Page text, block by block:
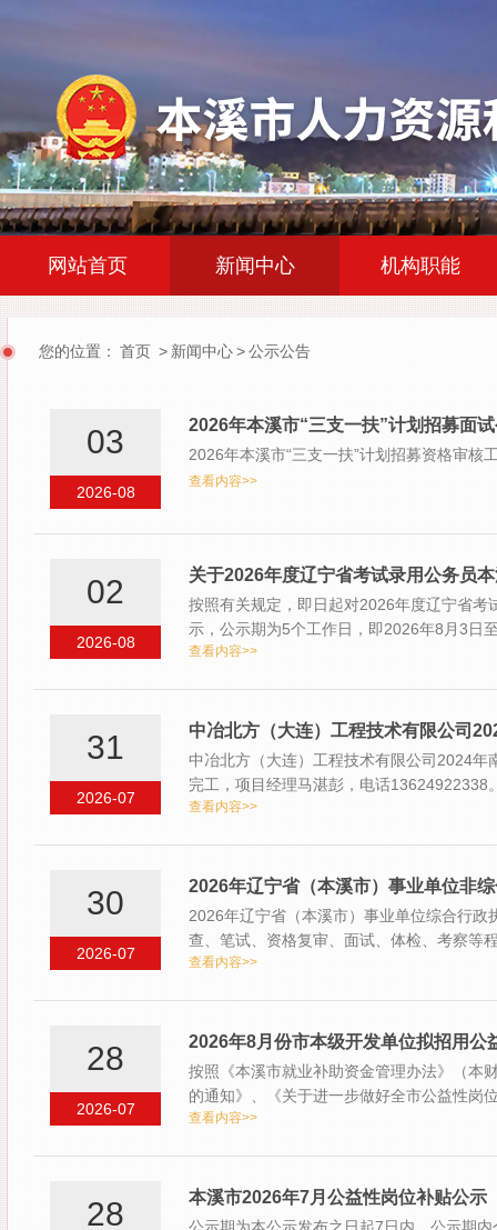
网站首页 新闻中心 机构职能
您的位置： 首页 > 新闻中心>公示公告
2026-08
03 2026年本溪市“三支一扶”计划招募面
2026年本溪市“三支一扶”计划招募资格审核
查看内容>>
2026-08
02 关于2026年度辽宁省考试录用公务员
按照有关规定，即日起对2026年度辽宁省
示，公示期为5个工作日，即2026年8月3日
的考生…
查看内容>>
2026-07
31 中冶北方（大连）工程技术有限公司
中冶北方（大连）工程技术有限公司2024
完工，项目经理马湛彭，电话
维权中…
查看内容>>
2026-07
30 2026年辽宁省（本溪市）事业单位非
2026年辽宁省（本溪市）事业单位综合行政
查、笔试、资格复审、面试、体检、考察等
公…
查看内容>>
2026-07
28 2026年8月份市本级开发单位拟招用公
按照《本溪市就业补助资金管理办法》（本
的通知》、《关于进一步做好全市公益性岗
务中…
查看内容>>
28 本溪市2026年7月公益性岗位补贴公示